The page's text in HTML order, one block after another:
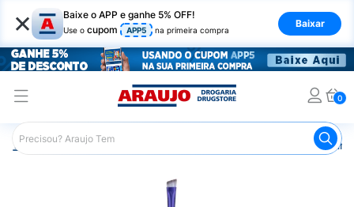
× Baixe o APP e ganhe 5% OFF!
Use o cupom APP5 na primeira compra
Baixar
0
Araujo Maquiagem